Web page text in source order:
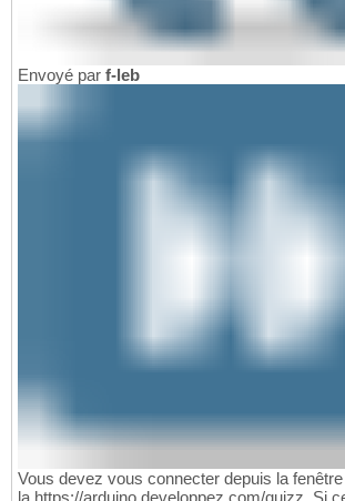
Envoyé par f-leb
Vous devez vous connecter depuis la
la https://arduino.developpez.com/quizz. Si